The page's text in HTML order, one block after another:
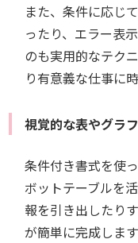
また、条件に応じ
ったり、エラー表
のも実用的なテク
り有意義な仕事に
視覚的な表やグラ
条件付き書式を使
ボットテーブルを
報を引き出したり
が簡単に完成しま